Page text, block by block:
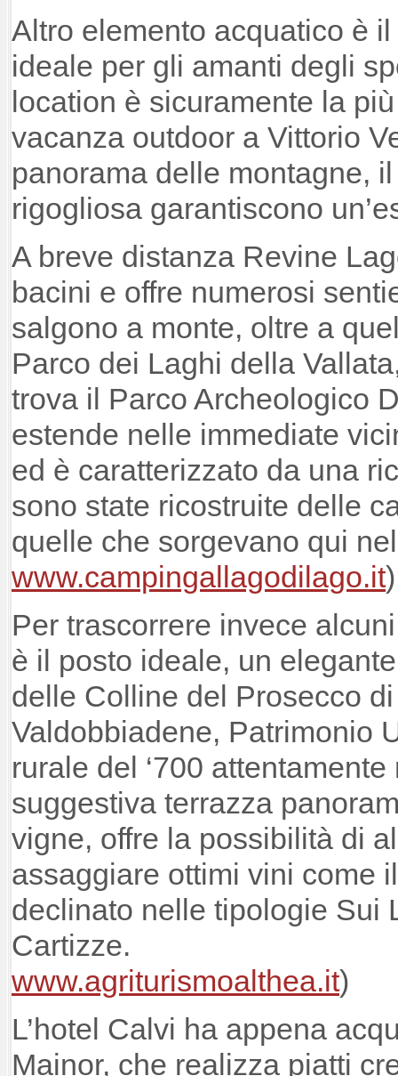
Altro elemento acquatico è
ideale per gli amanti degli
location è sicuramente la
vacanza outdoor a Vittorio
panorama delle montagne,
rigogliosa garantiscono
A breve distanza Revine
bacini e offre numerosi
salgono a monte, oltre a
Parco dei Laghi della
trova il Parco Archeologico
estende nelle immediate
ed è caratterizzato da una
sono state ricostruite delle
quelle che sorgevano qui
www.campingallagodilago.it
Per trascorrere invece
è il posto ideale, un
delle Colline del Prosecco
Valdobbiadene, Patrimonio
rurale del ‘700
suggestiva terrazza
vigne, offre la possibilità di
assaggiare ottimi vini come
declinato nelle tipologie Sui
Cartizze.
www.agriturismoalthea.it)
L’hotel Calvi ha appena
Mainor, che realizza piatti